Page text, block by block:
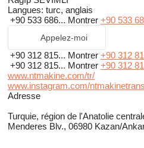
Langues: turc, anglais
+90 533 686... Montrer +90 533
Appelez-moi
+90 312 815... Montrer +90 312
+90 312 815... Montrer +90 312
www.ntmakine.com/tr/
www.instagram.com/
Adresse
Turquie, région de l'Anatolie
Menderes Blv., 06980 Kazan/